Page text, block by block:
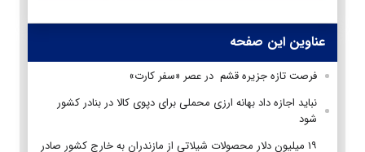
عناوین این صفحه
فرصت تازه جزیره قشم در عصر «سفر کارت»
نباید اجازه داد بهانه ارزی محملی برای دپوی کالا در بنادر کشور
شود
۱۹ میلیون دلار محصولات شیلاتی از مازندران به خارج کشور صادر